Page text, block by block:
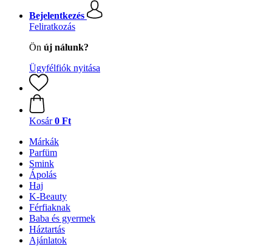
Bejelentkezés
Feliratkozás
Ön új nálunk?
Ügyfélfiók nyitása
Kosár 0 Ft
Márkák
Parfüm
Smink
Ápolás
Haj
K-Beauty
Férfiaknak
Baba és gyermek
Háztartás
Ajánlatok